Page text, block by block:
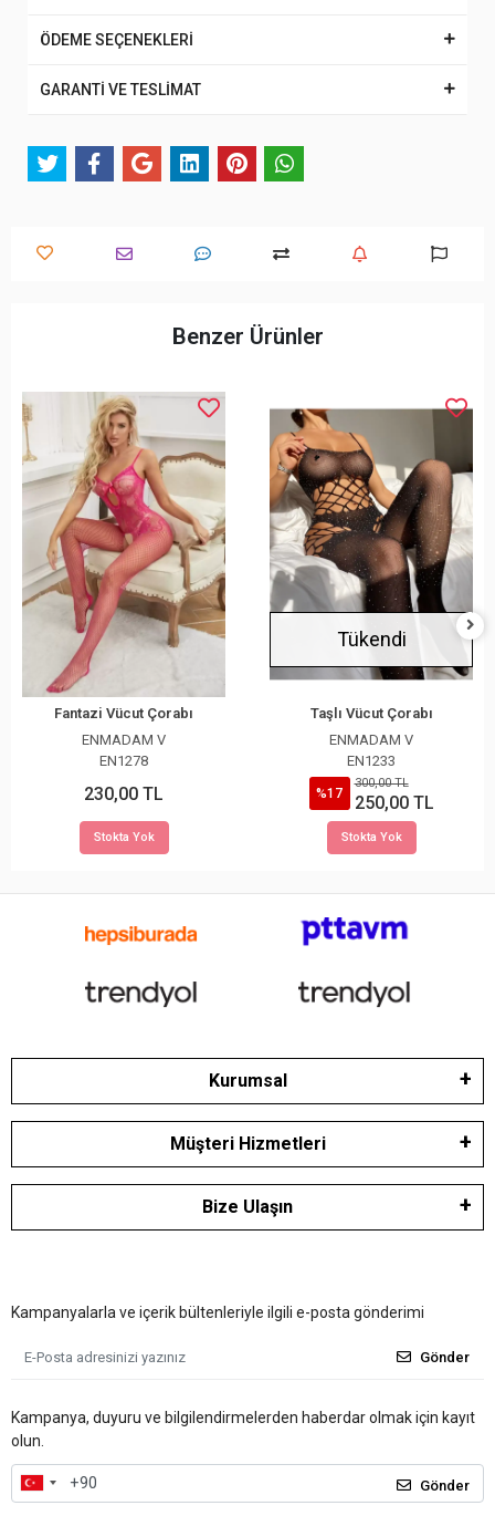
ÖDEME SEÇENEKLERİ
GARANTİ VE TESLİMAT
Benzer Ürünler
Fantazi Vücut Çorabı
ENMADAM V
EN1278
230,00 TL
Stokta Yok
Tükendi
Taşlı Vücut Çorabı
ENMADAM V
EN1233
%17
300,00 TL
250,00 TL
Stokta Yok
Kurumsal
Müşteri Hizmetleri
Bize Ulaşın
Kampanyalarla ve içerik bültenleriyle ilgili e-posta gönderimi
Gönder
Kampanya, duyuru ve bilgilendirmelerden haberdar olmak için kayıt
olun.
Gönder